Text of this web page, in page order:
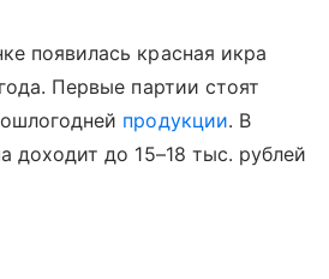
появилась красная икра
Первые партии стоят
продукции. В
доходит до 15–18 тыс. рублей